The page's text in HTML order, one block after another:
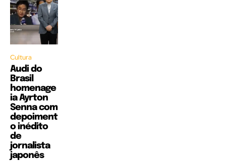
Cultura
Audi do
Brasil
homenage
ia Ayrton
Senna com
depoiment
o inédito
de
jornalista
japonês